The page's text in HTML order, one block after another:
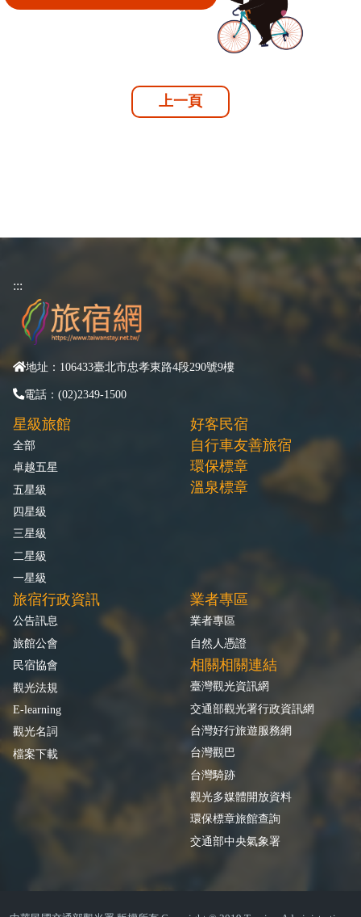
上一頁
:::
地址：106433臺北市忠孝東路4段290號9樓
電話：(02)2349-1500
星級旅館
全部
卓越五星
五星級
四星級
三星級
二星級
一星級
好客民宿
自行車友善旅宿
環保標章
溫泉標章
旅宿行政資訊
公告訊息
旅館公會
民宿協會
觀光法規
E-learning
觀光名詞
檔案下載
業者專區
業者專區
自然人憑證
相關相關連結
臺灣觀光資訊網
交通部觀光署行政資訊網
台灣好行旅遊服務網
台灣觀巴
台灣騎跡
觀光多媒體開放資料
環保標章旅館查詢
交通部中央氣象署